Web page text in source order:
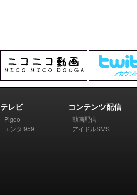
テレビ
Pigoo
エンタ!959
コンテンツ配信
動画配信
アイドルSMS